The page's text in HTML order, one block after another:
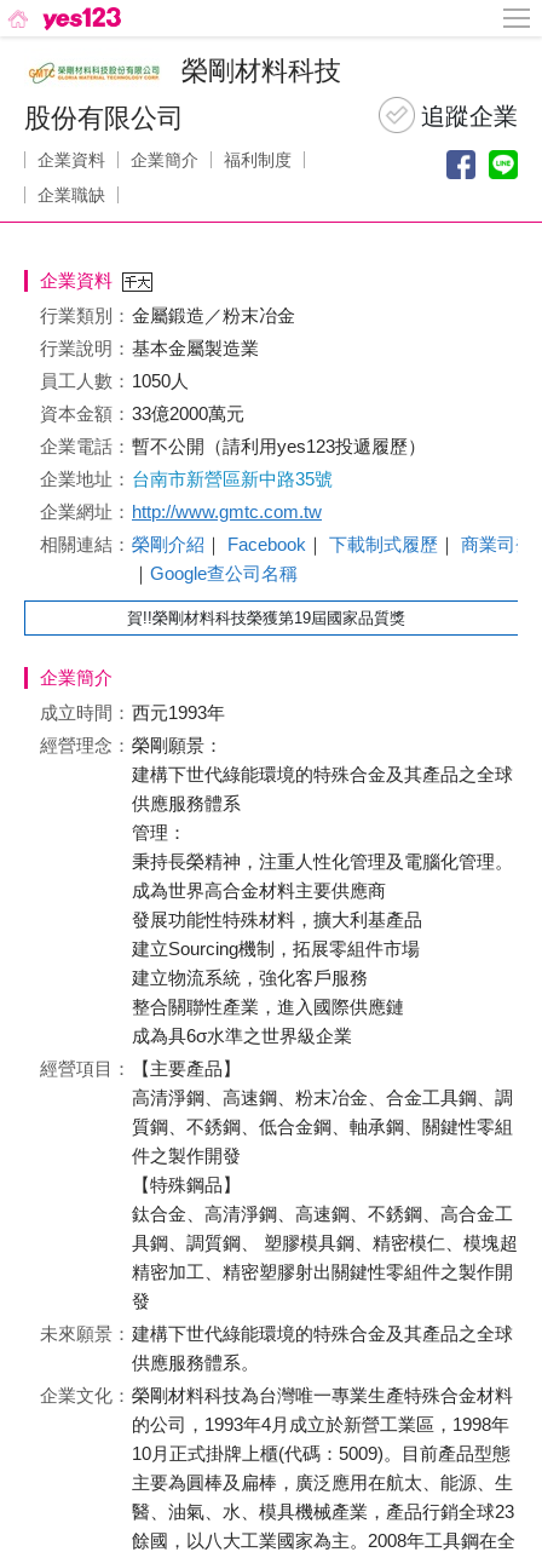
榮剛材料科技
股份有限公司
企業資料 企業簡介
福利制度
企業職缺
企業資料
行業類別： 金屬鍛造／粉末冶金
行業說明： 基本金屬製造業
員工人數： 1050人
資本金額： 33億2000萬元
企業電話： 暫不公開（請利用yes123投遞履歷）
企業地址： 台南市新營區新中路35號
企業網址： http://www.gmtc.com.tw
相關連結： 榮剛介紹 ｜ Facebook ｜ 下載制式履歷 ｜ 商業司登
｜ Google查公司名稱
賀!!榮剛材料科技榮獲第19屆國家品質獎
企業簡介
成立時間： 西元1993年
經營理念： 榮剛願景：
建構下世代綠能環境的特殊合金及其產品之全球
供應服務體系
管理：
秉持長榮精神，注重人性化管理及電腦化管理。
成為世界高合金材料主要供應商
發展功能性特殊材料，擴大利基產品
建立Sourcing機制，拓展零組件市場
建立物流系統，強化客戶服務
整合關聯性產業，進入國際供應鏈
成為具6σ水準之世界級企業
經營項目：
【主要產品】
高清淨鋼、高速鋼、粉末冶金、合金工具鋼、調
質鋼、不銹鋼、低合金鋼、軸承鋼、關鍵性零組
件之製作開發
【特殊鋼品】
鈦合金、高清淨鋼、高速鋼、不銹鋼、高合金工
具鋼、調質鋼、 塑膠模具鋼、精密模仁、模塊超
精密加工、精密塑膠射出關鍵性零組件之製作開
發
未來願景： 建構下世代綠能環境的特殊合金及其產品之全球
供應服務體系。
企業文化： 榮剛材料科技為台灣唯一專業生產特殊合金材料
的公司，1993年4月成立於新營工業區，1998年
10月正式掛牌上櫃(代碼：5009)。目前產品型態
主要為圓棒及扁棒，廣泛應用在航太、能源、生
醫、油氣、水、模具機械產業，產品行銷全球23
餘國，以八大工業國家為主。2008年工具鋼在全